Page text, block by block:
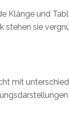
Klänge und
stehen sie
mit